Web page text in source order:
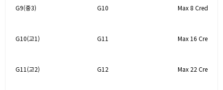
G9(중3) G10 Max 8 Credits
G10(고1) G11 Max 16 Credits
G11(고2) G12 Max 22 Credits